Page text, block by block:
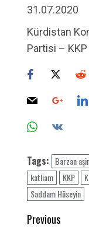
31.07.2020
Kürdistan
Partisi – KKP
Tags: Barzan
katliam
KKP
Saddam Hüseyin
Post
Previous